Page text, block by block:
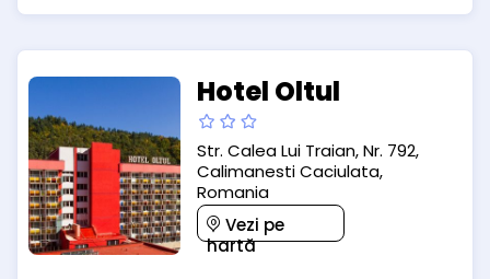
Hotel Oltul
Str. Calea Lui Traian, Nr. 792,
Calimanesti Caciulata,
Romania
Vezi pe
hartă